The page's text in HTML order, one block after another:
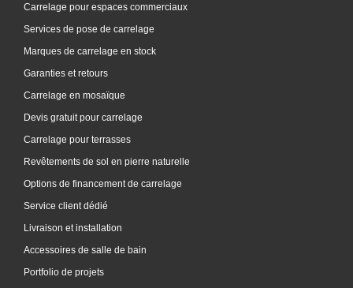
Carrelage pour espaces commerciaux
Services de pose de carrelage
Marques de carrelage en stock
Garanties et retours
Carrelage en mosaïque
Devis gratuit pour carrelage
Carrelage pour terrasses
Revêtements de sol en pierre naturelle
Options de financement de carrelage
Service client dédié
Livraison et installation
Accessoires de salle de bain
Portfolio de projets